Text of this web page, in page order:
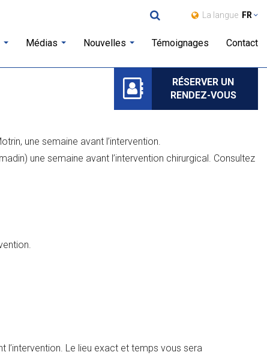
RÉSERVER UN
RENDEZ-VOUS
La langue FR
Médias Nouvelles Témoignages Contact
une semaine avant l’intervention.
une semaine avant l’intervention chirurgical. Consultez
l’intervention. Le lieu exact et temps vous sera